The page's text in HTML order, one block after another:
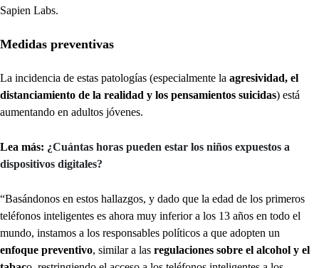
Sapien Labs.
Medidas preventivas
La incidencia de estas patologías (especialmente la agresividad, el
distanciamiento de la realidad y los pensamientos suicidas) está
aumentando en adultos jóvenes.
Lea más: ¿Cuántas horas pueden estar los niños expuestos a
dispositivos digitales?
“Basándonos en estos hallazgos, y dado que la edad de los primeros
teléfonos inteligentes es ahora muy inferior a los 13 años en todo el
mundo, instamos a los responsables políticos a que adopten un
enfoque preventivo, similar a las regulaciones sobre el alcohol y el